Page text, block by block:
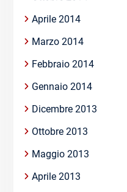
Aprile 2014
Marzo 2014
Febbraio 2014
Gennaio 2014
Dicembre 2013
Ottobre 2013
Maggio 2013
Aprile 2013